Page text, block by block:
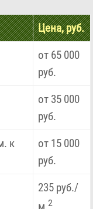
Цена, руб.
от 65 000
руб.
от 35 000
руб.
к
от 15 000
руб.
235 руб./
2